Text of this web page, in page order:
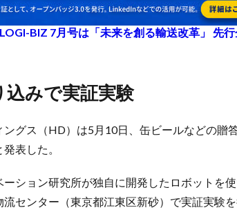
BIZ 7月号は「未来を創る輸送改革」 先
込みで実証実験
ングス（HD）は5月10日、缶ビールなどの贈
表した。
ーション研究所が独自に開発したロボットを
センター（東京都江東区新砂）で実証実験を